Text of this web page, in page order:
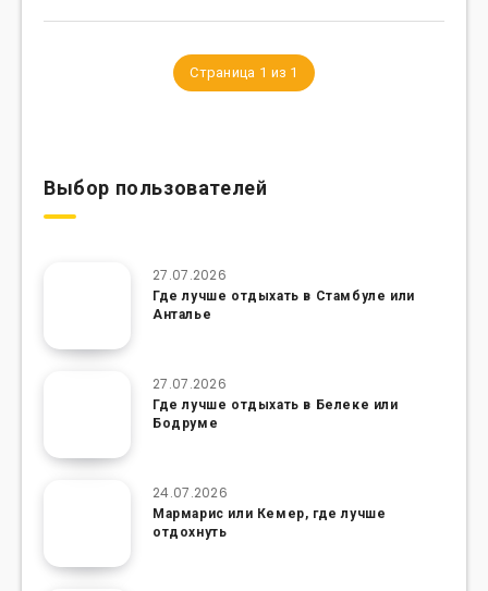
Страница 1 из 1
Выбор пользователей
27.07.2026
Где лучше отдыхать в Стамбуле или
Анталье
27.07.2026
Где лучше отдыхать в Белеке или
Бодруме
24.07.2026
Мармарис или Кемер, где лучше
отдохнуть